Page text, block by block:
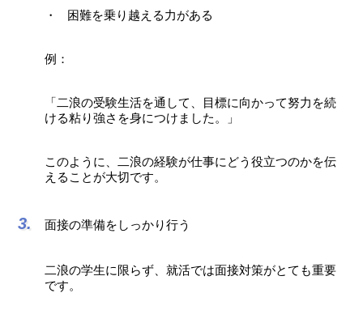
困難を乗り越える力がある
例：
「二浪の受験生活を通して、目標に向かって努力を続
ける粘り強さを身につけました。」
このように、二浪の経験が仕事にどう役立つのかを伝
えることが大切です。
面接の準備をしっかり行う
二浪の学生に限らず、就活では面接対策がとても重要
です。